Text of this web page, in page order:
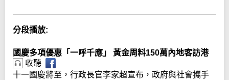
分段播放:
國慶多項優惠「一呼千應」 黃金周料150萬內地客訪港
收聽
十一國慶將至，行政長官李家超宣布，政府與社會攜手